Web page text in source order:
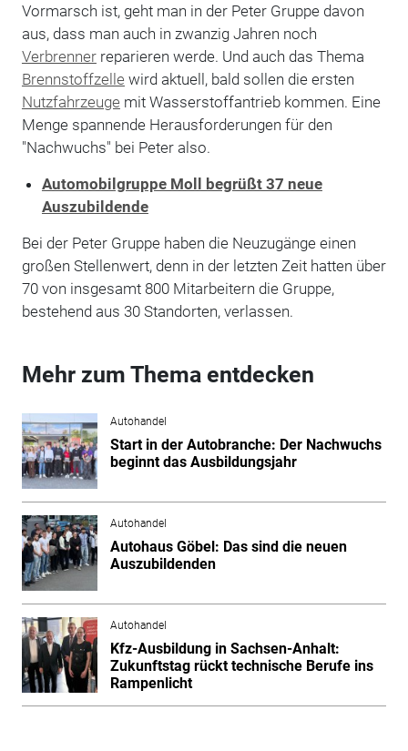
Vormarsch ist, geht man in der Peter Gruppe davon
aus, dass man auch in zwanzig Jahren noch
Verbrennerreparieren werde. Und auch das Thema
Brennstoffzelle wird aktuell, bald sollen die ersten
Nutzfahrzeuge mit Wasserstoffantrieb kommen. Eine
Menge spannende Herausforderungen für den
"Nachwuchs" bei Peter also.
Automobilgruppe Moll begrüßt 37 neue
Auszubildende
Bei der Peter Gruppe haben die Neuzugänge einen
großen Stellenwert, denn in der letzten Zeit hatten über
70 von insgesamt 800 Mitarbeitern die Gruppe,
bestehend aus 30 Standorten, verlassen.
Mehr zum Thema entdecken
Autohandel
Start in der Autobranche: Der Nachwuchs
beginnt das Ausbildungsjahr
Autohandel
Autohaus Göbel: Das sind die neuen
Auszubildenden
Autohandel
Kfz-Ausbildung in Sachsen-Anhalt:
Zukunftstag rückt technische Berufe ins
Rampenlicht